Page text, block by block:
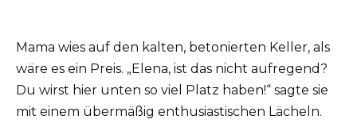
Mama wies auf den kalten, betonierten Keller, als
wäre es ein Preis. „Elena, ist das nicht aufregend?
Du wirst hier unten so viel Platz haben!“ sagte sie
mit einem übermäßig enthusiastischen Lächeln.